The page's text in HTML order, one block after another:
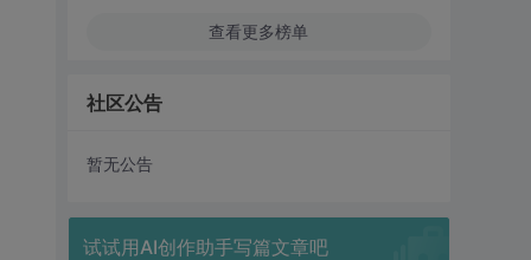
查看更多榜单
社区公告
暂无公告
试试用AI创作助手写篇文章吧